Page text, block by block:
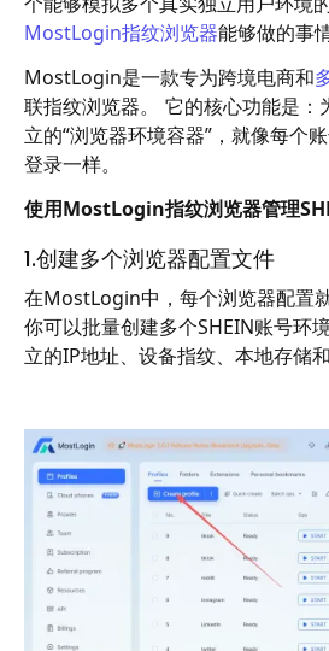
MostLogin指纹浏览器能够做的事情
MostLogin是一款专为跨境电商和
联指纹浏览器。 它的核心功能是：
立的“浏览器环境容器”，就像每个
登录一样。
使用MostLogin指纹浏览器管理
1.创建多个浏览器配置文件
在MostLogin中，每个浏览器配置
你可以批量创建多个SHEIN账号环
立的IP地址、设备指纹、本地存储